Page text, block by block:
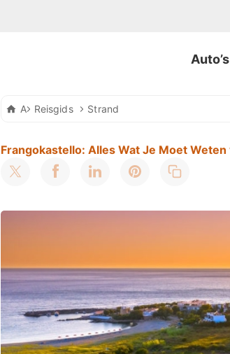
Auto Huren Kreta
Reisgids Strand
Frangokastello: Alles Wat Je Moet
Auto’s